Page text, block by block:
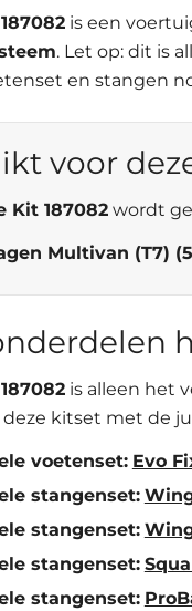
is een
. Let op: dit is
en stangen
voor
Kit 187082wordt
Multivan (T7)
is alleen het
kitset met de
voetenset: Evo
stangenset:
stangenset:
stangenset:
stangenset: